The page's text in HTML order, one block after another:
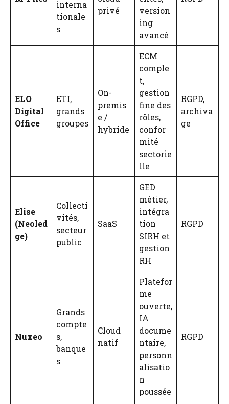
interna
tionale
s
privé
version
ing
avancé
ELO
Digital
Office
ETI,
grands
groupes
On-
premis
e /
hybride
ECM
comple
t,
gestion
fine des
rôles,
confor
mité
sectorie
lle
RGPD,
archiva
ge
Elise
(Neoled
ge)
Collecti
vités,
secteur
public
SaaS
GED
métier,
intégra
tion
SIRH et
gestion
RH
RGPD
Nuxeo
Grands
compte
s,
banque
s
Cloud
natif
Platefor
me
ouverte,
IA
docume
ntaire,
personn
alisatio
n
poussée
RGPD